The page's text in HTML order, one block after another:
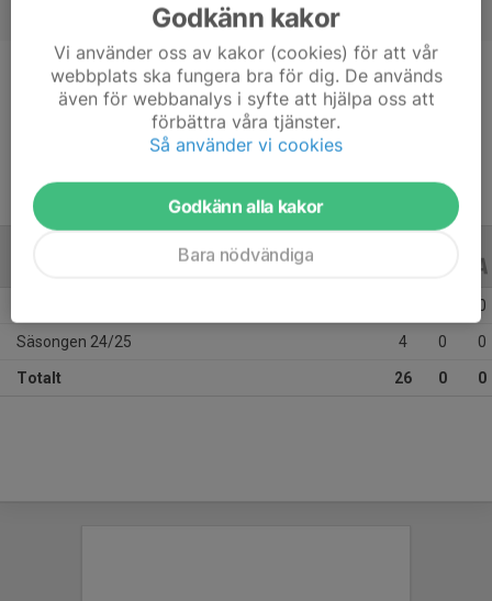
Position
-
11 år
ALLA ÅR
0
Säsongen 24/25 4 0 0
Totalt 26 0 0
Godkänn kakor
Vi använder oss av kakor (cookies) för att vår
webbplats ska fungera bra för dig. De används
även för webbanalys i syfte att hjälpa oss att
förbättra våra tjänster.
Så använder vi cookies
Godkänn alla kakor
Bara nödvändiga